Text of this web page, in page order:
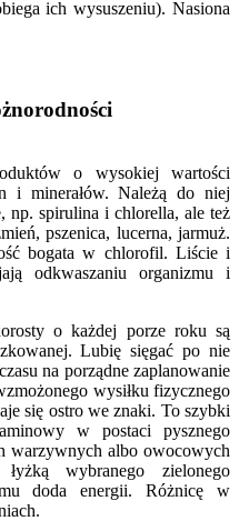
ich wysuszeniu). Nasiona
o wysokiej wartości
i minerałów. Należą do niej
np. spirulina i chlorella, ale też
pszenica, lucerna, jarmuż.
bogata w chlorofil. Liście i
odkwaszaniu organizmu i
o każdej porze roku są
Lubię sięgać po nie
na porządne zaplanowanie
wysiłku fizycznego
się ostro we znaki. To szybki
w postaci pysznego
warzywnych albo owocowych
wybranego zielonego
doda energii. Różnicę w